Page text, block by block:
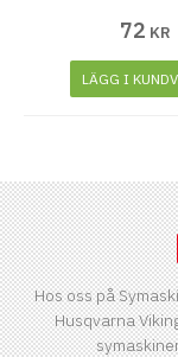
72 KR
LÄGG I
Hos oss på
Husqvarna